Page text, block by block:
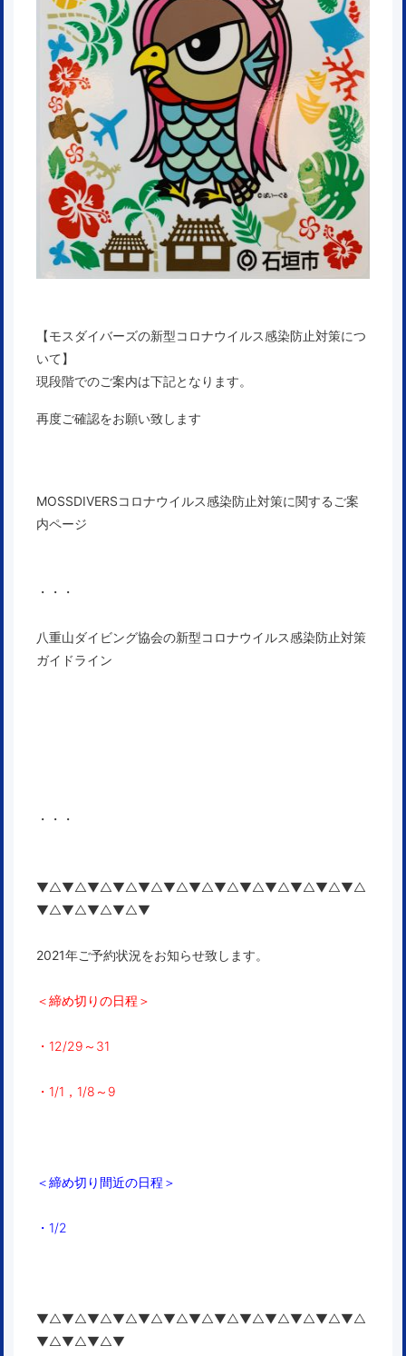
【モスダイバーズの新型コロナウイルス感染防止対策につ
いて】
現段階でのご案内は下記となります。
再度ご確認をお願い致します
MOSSDIVERSコロナウイルス感染防止対策に関するご案
内ページ
・・・
八重山ダイビング協会の新型コロナウイルス感染防止対策
ガイドライン
・・・
▼△▼△▼△▼△▼△▼△▼△▼△▼△▼△▼△▼△▼△
▼△▼△▼△▼△▼
2021年ご予約状況をお知らせ致します。
＜締め切りの日程＞
・12/29～31
・1/1，1/8～9
＜締め切り間近の日程＞
・1/2
▼△▼△▼△▼△▼△▼△▼△▼△▼△▼△▼△▼△▼△
▼△▼△▼△▼